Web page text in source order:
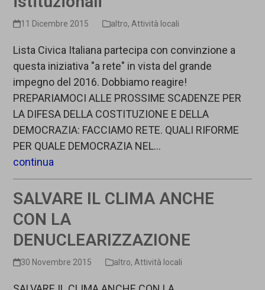
11 Dicembre 2015 altro, Attività locali
Lista Civica Italiana partecipa con convinzione a
questa iniziativa "a rete" in vista del grande
impegno del 2016. Dobbiamo reagire!
PREPARIAMOCI ALLE PROSSIME SCADENZE PER
LA DIFESA DELLA COSTITUZIONE E DELLA
DEMOCRAZIA: FACCIAMO RETE. QUALI RIFORME
PER QUALE DEMOCRAZIA NEL…
continua
SALVARE IL CLIMA ANCHE
CON LA
DENUCLEARIZZAZIONE
30 Novembre 2015 altro, Attività locali